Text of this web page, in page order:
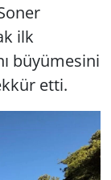
ilk
büyümesini
etti.